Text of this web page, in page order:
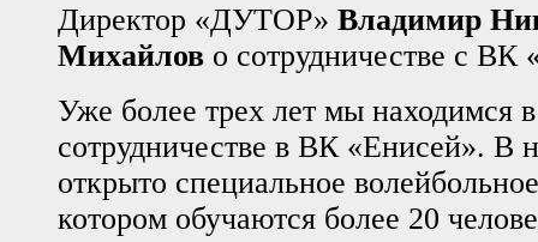
Директор «ДУТОР» Владимир
Михайлов о сотрудничестве с ВК
Уже более трех лет мы находимся
сотрудничестве в ВК «Енисей». В
открыто специальное
котором обучаются более 20